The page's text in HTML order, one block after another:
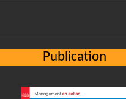
Publication